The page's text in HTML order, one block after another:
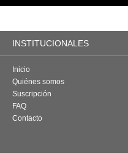
INSTITUCIONALES
Inicio
Quiénes somos
Suscripción
FAQ
Contacto